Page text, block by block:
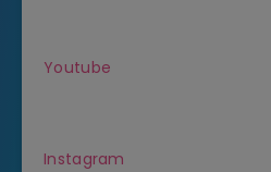
Youtube
Instagram